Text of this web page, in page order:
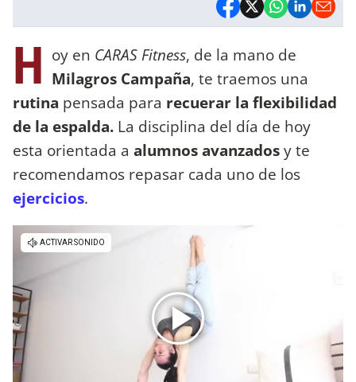
H oy en CARAS Fitness, de la mano de
Milagros Campaña, te traemos una
rutina pensada para recuerar la flexibilidad
de la espalda. La disciplina del día de hoy
esta orientada a alumnos avanzadosy te
recomendamos repasar cada uno de los
ejercicios.